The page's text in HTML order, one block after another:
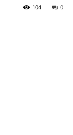
0
104